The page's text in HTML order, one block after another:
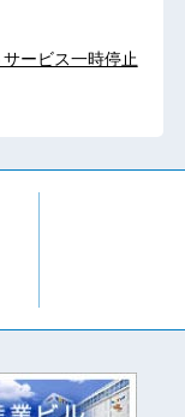
ービス一時停止